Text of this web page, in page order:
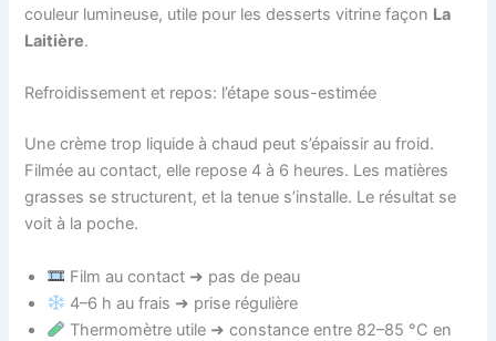
couleur lumineuse, utile pour les desserts vitrine façon La
Laitière.
Refroidissement et repos: l’étape sous-estimée
Une crème trop liquide à chaud peut s’épaissir au froid.
Filmée au contact, elle repose 4 à 6 heures. Les matières
grasses se structurent, et la tenue s’installe. Le résultat se
voit à la poche.
Film au contact ➜ pas de peau
4–6 h au frais ➜ prise régulière
Thermomètre utile ➜ constance entre 82–85 °C en